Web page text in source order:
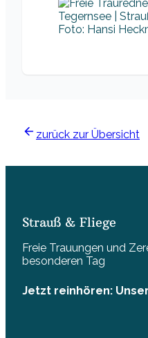
Foto: Hansi
zurück zur Übersicht
Strauß & Fliege
Freie Trauungen und
besonderen Tag
Jetzt reinhören: